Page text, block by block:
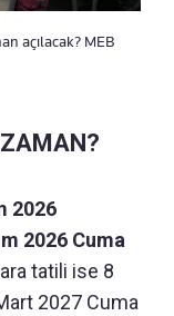
açılacak? MEB
2026
2026 Cuma
tatili ise 8
2027 Cuma